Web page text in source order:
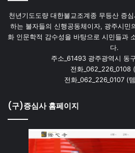
천년기도도량 대한불교조계종 무등산 증
하는 불자들의 신행공동체이자, 광주시민
화 인문학적 감수성을 바탕으로 시민들과
다.
주소_61493 광주광역시 동
전화_062_226_0108
전화_062_226_0107 (
(구)증심사 홈페이지